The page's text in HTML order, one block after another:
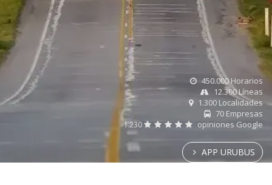
450.000 Horarios
12.300 Líneas
1.300 Localidades
70 Empresas
1.230
opiniones Google
APP URUBUS